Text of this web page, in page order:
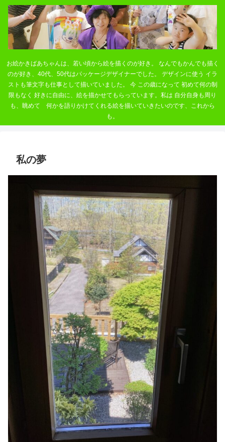
お絵かきばあちゃんは、若い頃から絵を描くのが好き。 なんでもかんでも描く
のが好き、40代、50代はパッケージデザイナーでした。 デザインに使う イラ
ストも筆文字も仕事として描いていました。 今 この歳になって 初めて何の制
限もなく 好きに自由に、絵を描かせてもらっています。私は 自分自身も周り
も、眺めて 何かを語りかけてくれる絵を描いていきたいのです、これから
も。
私の夢